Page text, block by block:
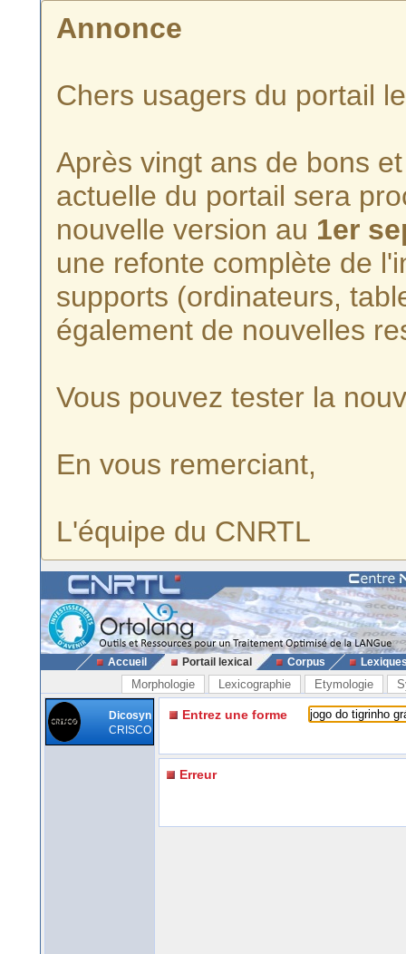
Annonce
Chers usagers du portail
Après vingt ans de bons
actuelle du portail sera
nouvelle version au 1er
une refonte complète de
supports (ordinateurs,
également de nouvelles
Vous pouvez tester la
En vous remerciant,
L'équipe du CNRTL
Accueil Portail lexical Corpus
Morphologie Lexicographie Etymologie
Dicosyn
CRISCO
Entrez une forme
Erreur